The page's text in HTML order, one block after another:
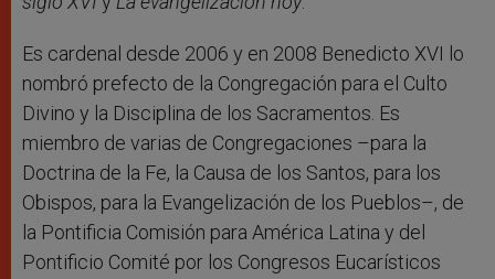
Es cardenal desde 2006 y en 2008 Benedicto XVI lo
nombró prefecto de la Congregación para el Culto
Divino y la Disciplina de los Sacramentos. Es
miembro de varias de Congregaciones –para la
Doctrina de la Fe, la Causa de los Santos, para los
Obispos, para la Evangelización de los Pueblos–, de
la Pontificia Comisión para América Latina y del
Pontificio Comité por los Congresos Eucarísticos